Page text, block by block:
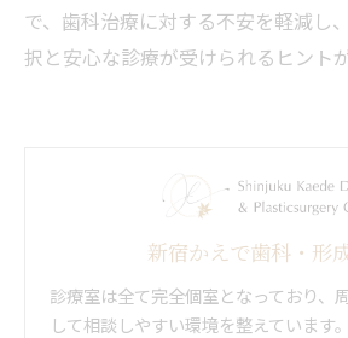
で、歯科治療に対する不安を軽減し
択と安心な診療が受けられるヒント
新宿かえで歯科・形
診療室は全て完全個室となっており、
して相談しやすい環境を整えています